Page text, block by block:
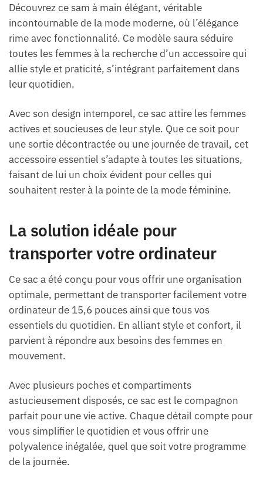
Découvrez ce sam à main élégant, véritable
incontournable de la mode moderne, où l’élégance
rime avec fonctionnalité. Ce modèle saura séduire
toutes les femmes à la recherche d’un accessoire qui
allie style et praticité, s’intégrant parfaitement dans
leur quotidien.
Avec son design intemporel, ce sac attire les femmes
actives et soucieuses de leur style. Que ce soit pour
une sortie décontractée ou une journée de travail, cet
accessoire essentiel s’adapte à toutes les situations,
faisant de lui un choix évident pour celles qui
souhaitent rester à la pointe de la mode féminine.
La solution idéale pour
transporter votre ordinateur
Ce sac a été conçu pour vous offrir une organisation
optimale, permettant de transporter facilement votre
ordinateur de 15,6 pouces ainsi que tous vos
essentiels du quotidien. En alliant style et confort, il
parvient à répondre aux besoins des femmes en
mouvement.
Avec plusieurs poches et compartiments
astucieusement disposés, ce sac est le compagnon
parfait pour une vie active. Chaque détail compte pour
vous simplifier le quotidien et vous offrir une
polyvalence inégalée, quel que soit votre programme
de la journée.